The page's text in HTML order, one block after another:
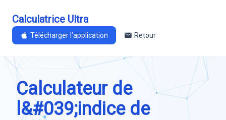
Calculatrice Ultra
Télécharger l'application Retour
Calculateur de
l&#039;indice de